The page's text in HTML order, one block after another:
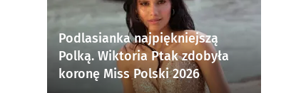
Podlasianka najpiękniejszą
Polką. Wiktoria Ptak zdobyła
koronę Miss Polski 2026